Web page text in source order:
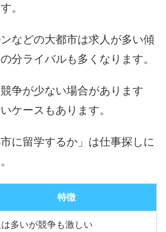
。
などの大都市は求人が多い傾
分ライバルも多くなります。
争が少ない場合があります
ケースもあります。
に留学するか」は仕事探しに
特徴
多いが競争も激しい